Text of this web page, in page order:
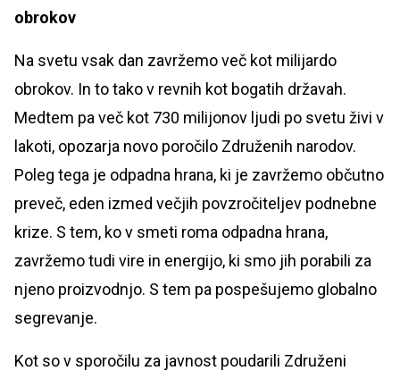
obrokov
Na svetu vsak dan zavržemo več kot milijardo
obrokov. In to tako v revnih kot bogatih državah.
Medtem pa več kot 730 milijonov ljudi po svetu živi v
lakoti, opozarja novo poročilo Združenih narodov.
Poleg tega je odpadna hrana, ki je zavržemo občutno
preveč, eden izmed večjih povzročiteljev podnebne
krize. S tem, ko v smeti roma odpadna hrana,
zavržemo tudi vire in energijo, ki smo jih porabili za
njeno proizvodnjo. S tem pa pospešujemo globalno
segrevanje.
Kot so v sporočilu za javnost poudarili Združeni